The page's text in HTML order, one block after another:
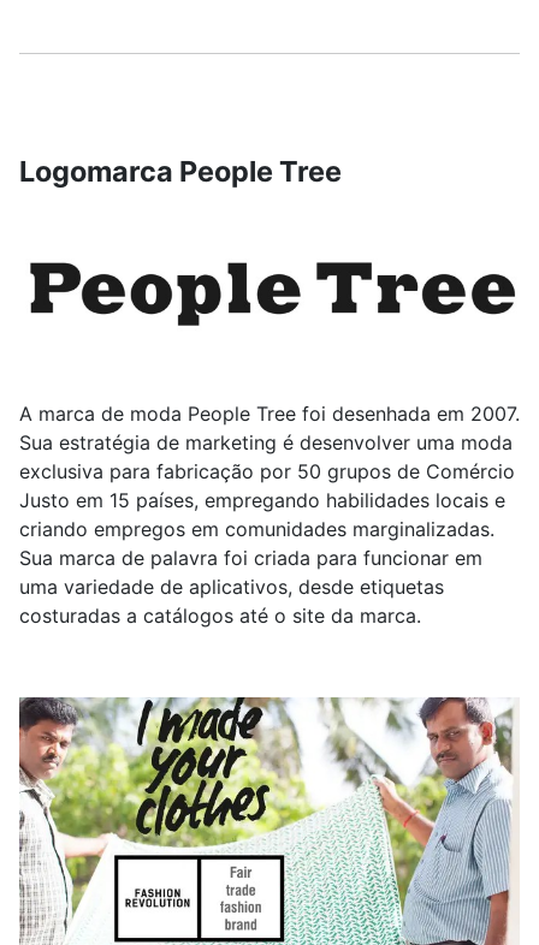
Logomarca People Tree
A marca de moda People Tree foi desenhada em 2007.
Sua estratégia de marketing é desenvolver uma moda
exclusiva para fabricação por 50 grupos de Comércio
Justo em 15 países, empregando habilidades locais e
criando empregos em comunidades marginalizadas.
Sua marca de palavra foi criada para funcionar em
uma variedade de aplicativos, desde etiquetas
costuradas a catálogos até o site da marca.